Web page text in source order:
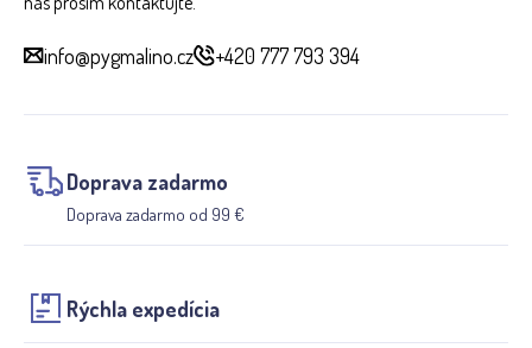
info@pygmalino.cz +420 777 793 394
Doprava zadarmo
Doprava zadarmo od 99 €
Rýchla expedícia